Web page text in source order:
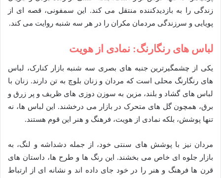
زندگی را به بازدیدکننده منتقل می کند. این سمفونی، قصه ای از
پویایی و سرزندگی مردمان مکران را در هر سه شنبه روایت می کند.
لباس های رنگارنگ: نمادی از هویت
یکی از چشمگیرترین جنبه های بصری سه شنبه بازار کنارک، لباس
های رنگارنگ محلی است که مردان و زنان بلوچ به تن دارند. زنان با
لباس های گشاد و بلند، مزین به سوزن دوزی های ظریف و پر زرق و
برق، همچون گل های متحرک در بازار می درخشند. این لباس ها، نه
تنها پوشش، بلکه نمادی از هویت، فرهنگ و هنر این قوم هستند.
مردان نیز با پوشش های سنتی خود، از جمله دشداشه و لنگ، به
بازار جلوه ای خاص می بخشند. این رنگ ها و طرح ها، داستان های
قرن ها فرهنگ و هنر را در خود جای داده اند و نشانه ای از ارتباط